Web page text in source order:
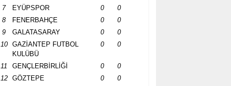
7
EYÜPSPOR 0
0
8
FENERBAHÇE 0
0
9
GALATASARAY 0
0
10
GAZİANTEP FUTBOL
KULÜBÜ
0 0
11 GENÇLERBİRLİĞİ 0
0
12
GÖZTEPE 0
0